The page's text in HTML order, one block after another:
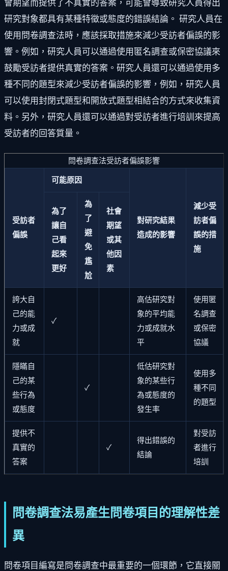
會期望而提供了不真實的答案，可能會導致研究人員得出
研究對象都具有某種特徵或態度的錯誤結論。 研究人員在
使用問卷調查法時，應該採取措施來減少受訪者偏誤的影
響。例如，研究人員可以通過使用匿名調查或保密協議來
鼓勵受訪者提供真實的答案。研究人員還可以通過使用多
種不同的題型來減少受訪者偏誤的影響，例如，研究人員
可以使用封閉式題型和開放式題型相結合的方式來收集資
料。另外，研究人員還可以通過對受訪者進行培訓來提高
受訪者的回答質量。
問卷調查法受訪者偏誤影響
受訪者
偏誤
可能原因
對研究結果
造成的影響
減少受
訪者偏
誤的措
施
為了
讓自
己看
起來
更好
為
了
避
免
尷
尬
社會
期望
或其
他因
素
誇大自
己的能
力或成
就
✓
高估研究對
象的平均能
力或成就水
平
使用匿
名調查
或保密
協議
隱瞞自
己的某
些行為
或態度
✓
低估研究對
象的某些行
為或態度的
發生率
使用多
種不同
的題型
提供不
真實的
答案
✓
得出錯誤的
結論
對受訪
者進行
培訓
問卷調查法易產生問卷項目的理解性差
異
問卷項目編寫是問卷調查中最重要的一個環節，它直接關